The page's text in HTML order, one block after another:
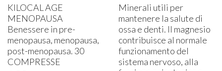
KILOCAL AGE
MENOPAUSA
Benessere in pre-
menopausa, menopausa,
post-menopausa. 30
COMPRESSE
Minerali utili per
mantenere la salute di
ossa e denti. Il magnesio
contribuisce al normale
funzionamento del
sistema nervoso, alla